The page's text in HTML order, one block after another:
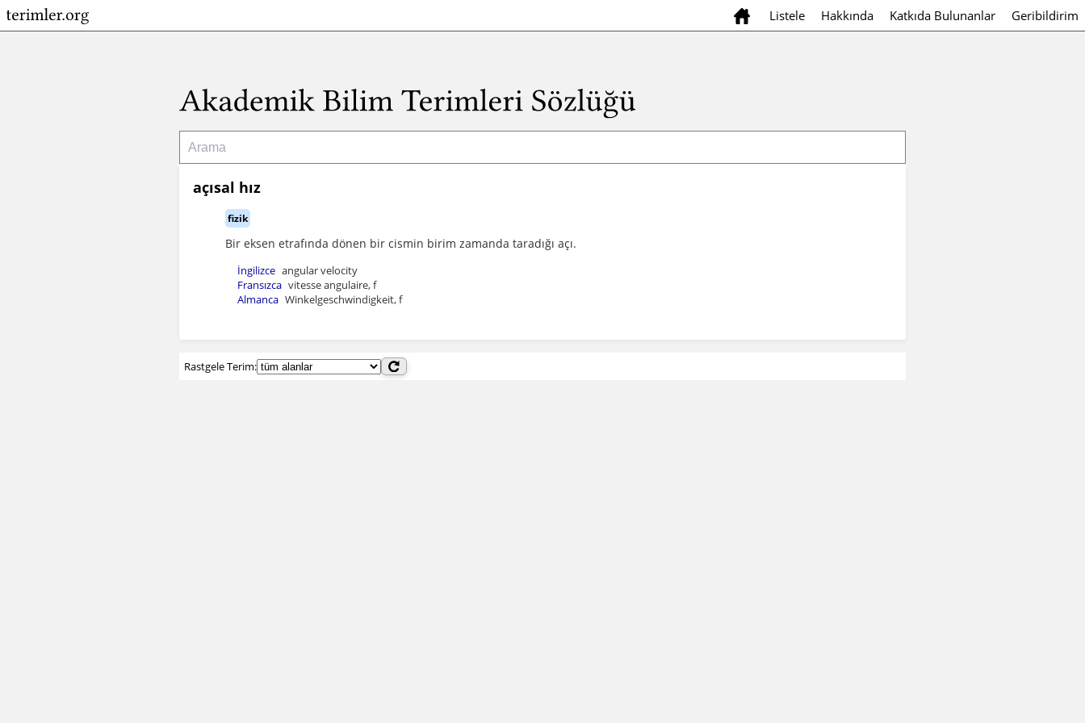
Listele Hakkında Katkıda Bulunanlar Geribildirim
açısal hız
fizik
Bir eksen etrafında dönen bir cismin birim zamanda taradığı açı.
İngilizce angular velocity
Fransızca vitesse angulaire, f
Almanca Winkelgeschwindigkeit, f
Rastgele Terim: